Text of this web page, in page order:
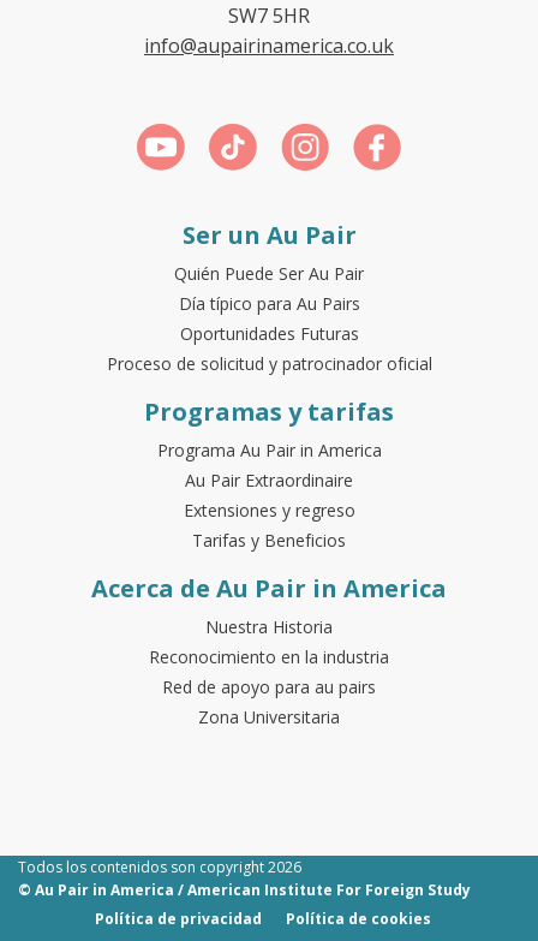
SW7 5HR
info@aupairinamerica.co.uk
Ser un Au Pair
Quién Puede Ser Au Pair
Día típico para Au Pairs
Oportunidades Futuras
Proceso de solicitud y patrocinador oficial
Programas y tarifas
Programa Au Pair in America
Au Pair Extraordinaire
Extensiones y regreso
Tarifas y Beneficios
Acerca de Au Pair in America
Nuestra Historia
Reconocimiento en la industria
Red de apoyo para au pairs
Zona Universitaria
Todos los contenidos son copyright 2026
© Au Pair in America / American Institute For Foreign Study
Política de privacidad
Política de cookies